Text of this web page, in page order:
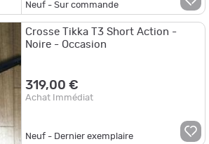
Neuf - Sur commande
Crosse Tikka T3 Short Action -
Noire - Occasion
319,00 €
Achat Immédiat
Neuf - Dernier exemplaire